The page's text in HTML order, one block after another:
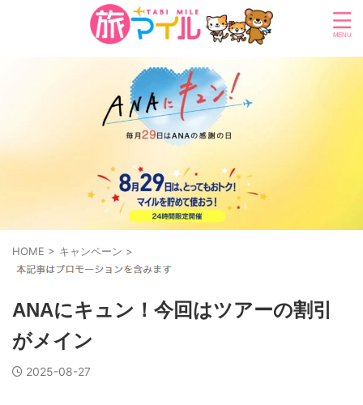
HOME > キャンペーン >
ANAにキュン！今回はツアーの割引
がメイン
2025-08-27